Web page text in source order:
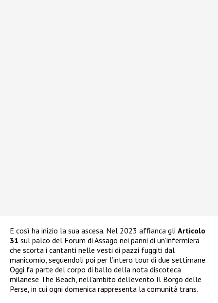
E così ha inizio la sua ascesa. Nel 2023 affianca gli Articolo
31 sul palco del Forum di Assago nei panni di un’infermiera
che scorta i cantanti nelle vesti di pazzi fuggiti dal
manicomio, seguendoli poi per l’intero tour di due settimane.
Oggi fa parte del corpo di ballo della nota discoteca
milanese The Beach, nell’ambito dell’evento Il Borgo delle
Perse, in cui ogni domenica rappresenta la comunità trans.